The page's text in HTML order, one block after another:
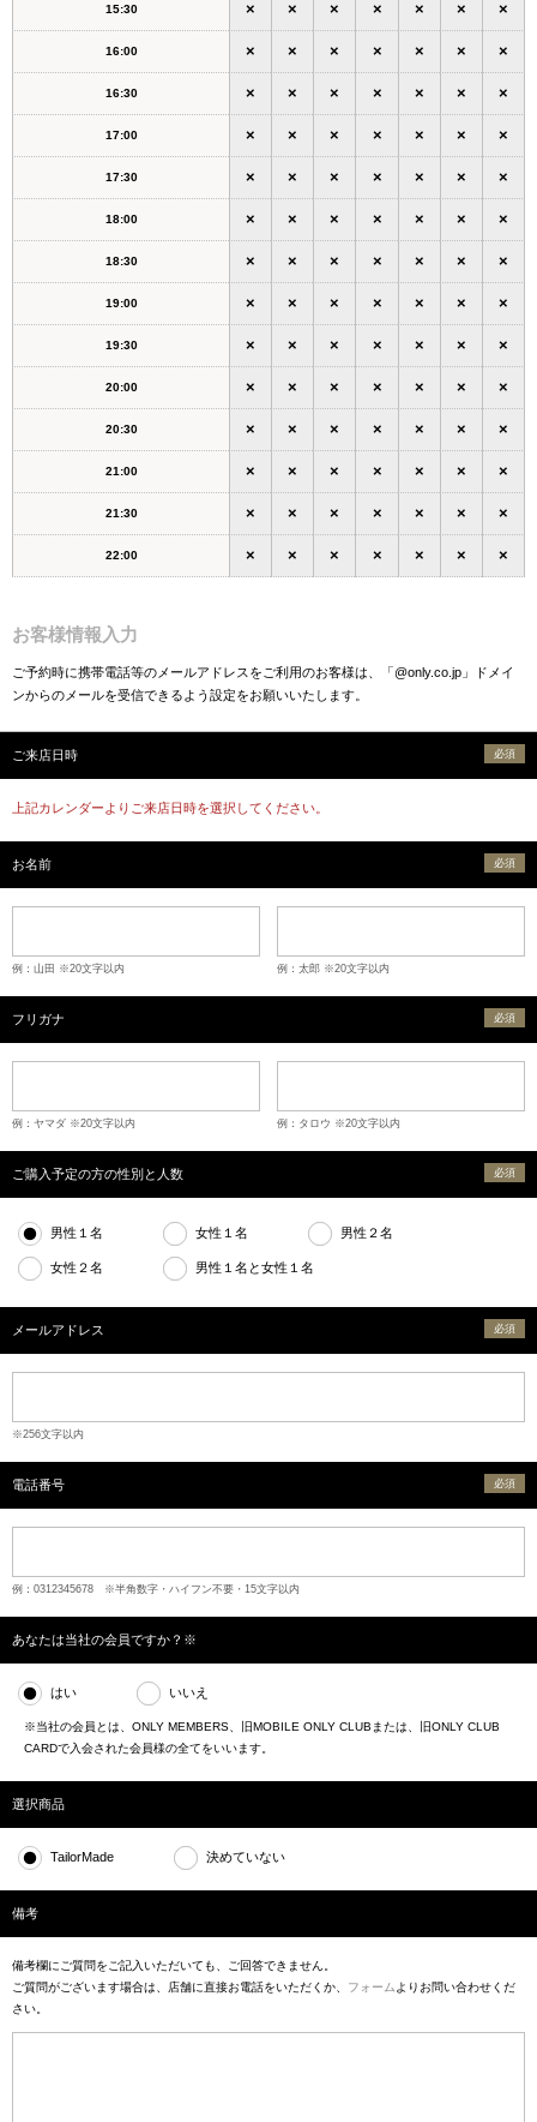
15:30 × × × × × × ×
16:00 × × × × × × ×
16:30 × × × × × × ×
17:00 × × × × × × ×
17:30 × × × × × × ×
18:00 × × × × × × ×
18:30 × × × × × × ×
19:00 × × × × × × ×
19:30 × × × × × × ×
20:00 × × × × × × ×
20:30 × × × × × × ×
21:00 × × × × × × ×
21:30 × × × × × × ×
22:00 × × × × × × ×
お客様情報入力
ご予約時に携帯電話等のメールアドレスをご利用のお客様は、「@only.co.jp」ドメイ
ンからのメールを受信できるよう設定をお願いいたします。
ご来店日時 必須
上記カレンダーよりご来店日時を選択してください。
お名前 必須
例：山田 ※20文字以内 例：太郎 ※20文字以内
フリガナ 必須
例：ヤマダ ※20文字以内 例：タロウ ※20文字以内
ご購入予定の方の性別と人数 必須
男性１名 女性１名 男性２名
女性２名 男性１名と女性１名
メールアドレス 必須
※256文字以内
電話番号 必須
例：0312345678 ※半角数字・ハイフン不要・15文字以内
あなたは当社の会員ですか？※
はい いいえ
※当社の会員とは、ONLY MEMBERS、旧MOBILE ONLY CLUBまたは、旧ONLY CLUB
CARDで入会された会員様の全てをいいます。
選択商品
TailorMade 決めていない
備考
備考欄にご質問をご記入いただいても、ご回答できません。
ご質問がございます場合は、店舗に直接お電話をいただくか、 フォーム よりお問い合わせくだ
さい。